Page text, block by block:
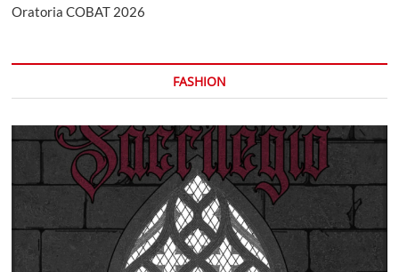
Oratoria COBAT 2026
FASHION